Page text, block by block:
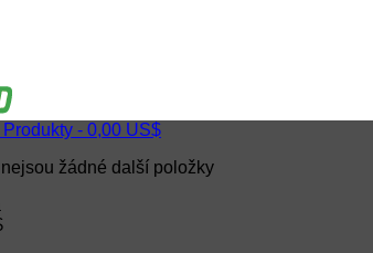
Produkty - 0,00 US$
žádné další položky